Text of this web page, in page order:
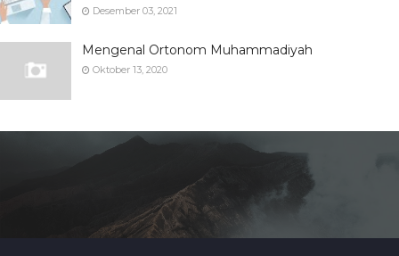
Desember 03, 2021
Mengenal Ortonom Muhammadiyah
Oktober 13, 2020